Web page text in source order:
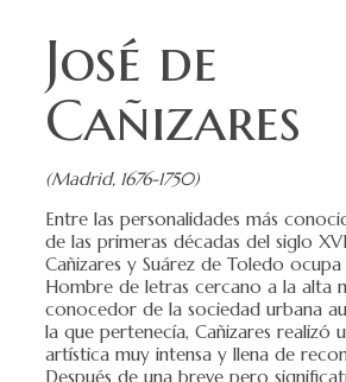
José de
Cañizares
(Madrid, 1676-1750)
Entre las personalidades más
de las primeras décadas del siglo
Cañizares y Suárez de Toledo
Hombre de letras cercano a la alta
conocedor de la sociedad urbana
la que pertenecía, Cañizares realizó
artística muy intensa y llena de
Después de una breve pero